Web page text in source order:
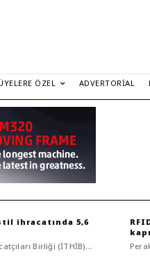
ÖZEL ADVERTORIAL
ihracatında 5,6
Birliği (İTHİB)...